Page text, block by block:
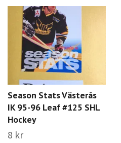
Season Stats Västerås
IK 95-96 Leaf #125 SHL
Hockey
8 kr